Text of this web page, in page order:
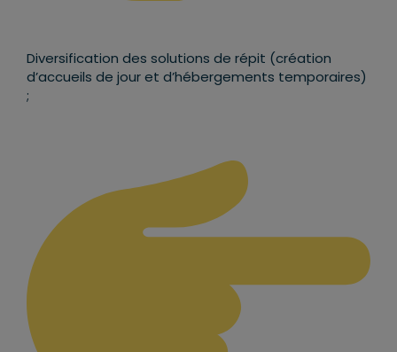
Diversification des solutions de répit (création
d’accueils de jour et d’hébergements temporaires)
;